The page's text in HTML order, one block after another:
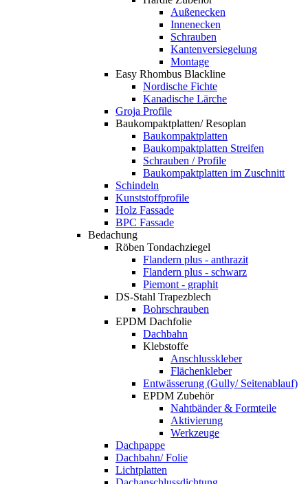
Außenecken
Innenecken
Schrauben
Kantenversiegelung
Montage
Easy Rhombus Blackline
Nordische Fichte
Kanadische Lärche
Groja Profile
Baukompaktplatten/ Resoplan
Baukompaktplatten
Baukompaktplatten Streifen
Schrauben / Profile
Baukompaktplatten im Zuschnitt
Schindeln
Kunststoffprofile
Holz Fassade
BPC Fassade
Bedachung
Röben Tondachziegel
Flandern plus - anthrazit
Flandern plus - schwarz
Piemont - graphit
DS-Stahl Trapezblech
Bohrschrauben
EPDM Dachfolie
Dachbahn
Klebstoffe
Anschlusskleber
Flächenkleber
Entwässerung (Gully/ Seitenablauf)
EPDM Zubehör
Nahtbänder & Formteile
Aktivierung
Werkzeuge
Dachpappe
Dachbahn/ Folie
Lichtplatten